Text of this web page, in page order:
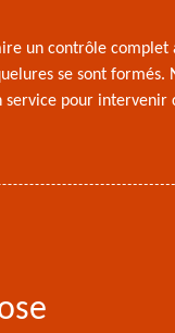
un contrôle
se sont formés.
pour intervenir